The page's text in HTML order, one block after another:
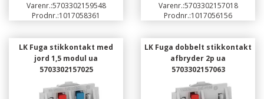
Varenr.:5703302159548
Prodnr.:1017058361
Varenr.:5703302157018
Prodnr.:1017056156
LK Fuga stikkontakt med
jord 1,5 modul ua
5703302157025
LK Fuga dobbelt stikkontakt
afbryder 2p ua
5703302157063